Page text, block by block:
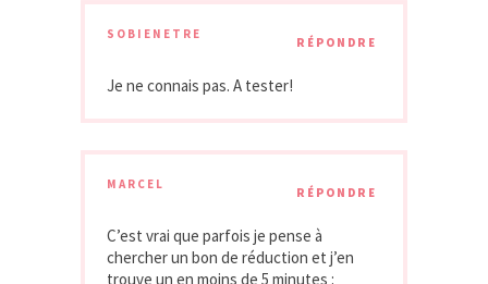
SOBIENETRE
RÉPONDRE
Je ne connais pas. A tester!
MARCEL
RÉPONDRE
C’est vrai que parfois je pense à
chercher un bon de réduction et j’en
trouve un en moins de 5 minutes :